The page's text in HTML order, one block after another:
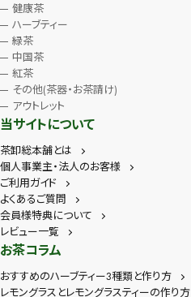
健康茶
ハーブティー
緑茶
中国茶
紅茶
その他(茶器・お茶請け)
アウトレット
当サイトについて
茶卸総本舗とは
個人事業主・法人のお客様
ご利用ガイド
よくあるご質問
会員様特典について
レビュー一覧
お茶コラム
おすすめのハーブティー3種類と作り方
レモングラスとレモングラスティーの作り方